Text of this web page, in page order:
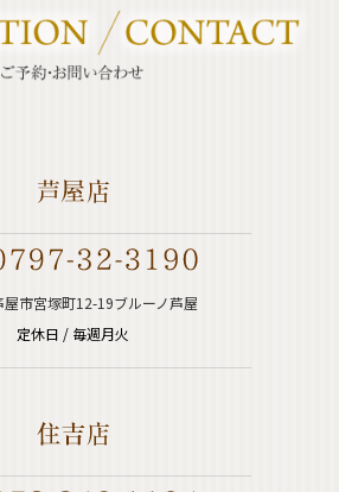
屋市宮塚町12-19ブルーノ芦屋
定休日 / 毎週月火